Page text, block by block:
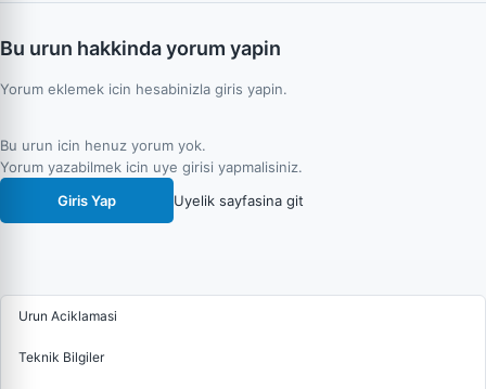
Bu urun hakkinda yorum yapin
Yorum eklemek icin hesabinizla giris yapin.
Bu urun icin henuz yorum yok.
Yorum yazabilmek icin uye girisi yapmalisiniz.
Giris Yap
Uyelik sayfasina git
Urun Aciklamasi
Teknik Bilgiler